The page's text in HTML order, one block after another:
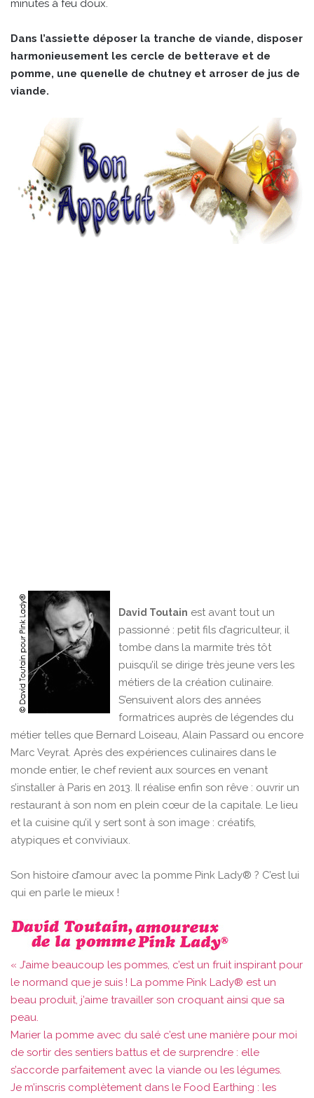
minutes à feu doux.
Dans l’assiette déposer la tranche de viande, disposer
harmonieusement les cercle de betterave et de
pomme, une quenelle de chutney et arroser de jus de
viande.
David Toutain est avant tout un
passionné : petit fils d’agriculteur, il
tombe dans la marmite très tôt
puisqu’il se dirige très jeune vers les
métiers de la création culinaire.
S’ensuivent alors des années
formatrices auprès de légendes du
métier telles que Bernard Loiseau, Alain Passard ou encore
Marc Veyrat. Après des expériences culinaires dans le
monde entier, le chef revient aux sources en venant
s’installer à Paris en 2013. Il réalise enfin son rêve : ouvrir un
restaurant à son nom en plein cœur de la capitale. Le lieu
et la cuisine qu’il y sert sont à son image : créatifs,
atypiques et conviviaux.
Son histoire d’amour avec la pomme Pink Lady® ? C’est lui
qui en parle le mieux !
« J’aime beaucoup les pommes, c’est un fruit inspirant pour
le normand que je suis ! La pomme Pink Lady® est un
beau produit, j’aime travailler son croquant ainsi que sa
peau.
Marier la pomme avec du salé c’est une manière pour moi
de sortir des sentiers battus et de surprendre : elle
s’accorde parfaitement avec la viande ou les légumes.
Je m’inscris complètement dans le Food Earthing : les